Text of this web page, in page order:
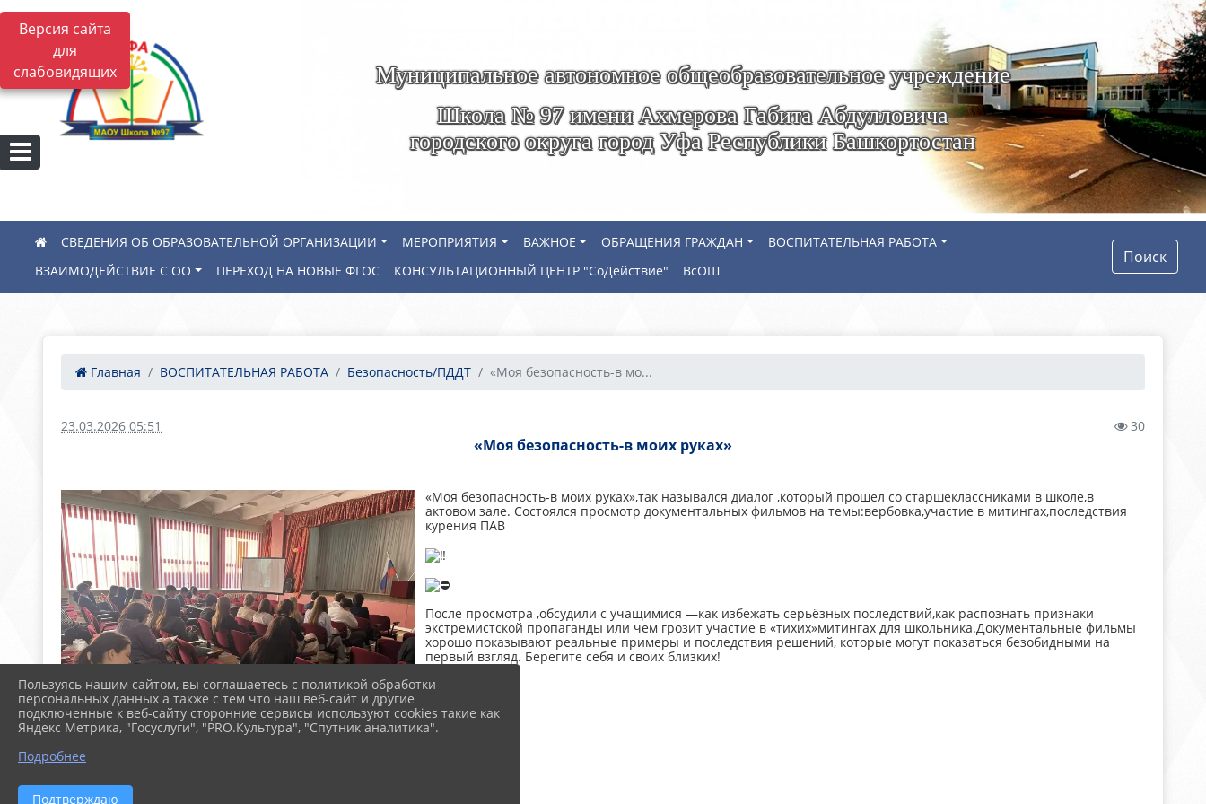
Версия сайта
для
слабовидящих
Муниципальное автономное общеобразовательное учреждение
Школа № 97 имени Ахмерова Габита Абдулловича
городского округа город Уфа Республики Башкортостан
СВЕДЕНИЯ ОБ ОБРАЗОВАТЕЛЬНОЙ ОРГАНИЗАЦИИ МЕРОПРИЯТИЯ ВАЖНОЕ ОБРАЩЕНИЯ ГРАЖДАН
ВОСПИТАТЕЛЬНАЯ РАБОТА
ВЗАИМОДЕЙСТВИЕ С ОО
ПЕРЕХОД НА НОВЫЕ ФГОС КОНСУЛЬТАЦИОННЫЙ ЦЕНТР "СоДействие" ВсОШ
Поиск
Главная ВОСПИТАТЕЛЬНАЯ РАБОТА Безопасность/ПДДТ «Моя безопасность-в мо...
23.03.2026 05:51 30
«Моя безопасность-в моих руках»
«Моя безопасность-в моих руках»,так назывался диалог ,который прошел со старшеклассниками в школе,в
актовом зале. Состоялся просмотр документальных фильмов на темы:вербовка,участие в митингах,последствия
курения ПАВ
После просмотра ,обсудили с учащимися —как избежать серьёзных последствий,как распознать признаки
экстремистской пропаганды или чем грозит участие в «тихих»митингах для школьника.Документальные фильмы
хорошо показывают реальные примеры и последствия решений, которые могут показаться безобидными на
первый взгляд. Берегите себя и своих близких!
Пользуясь нашим сайтом, вы соглашаетесь с политикой обработки
персональных данных а также с тем что наш веб-сайт и другие
подключенные к веб-сайту сторонние сервисы используют cookies такие как
Яндекс Метрика, "Госуслуги", "PRO.Культура", "Спутник аналитика".
Подробнее
Подтверждаю